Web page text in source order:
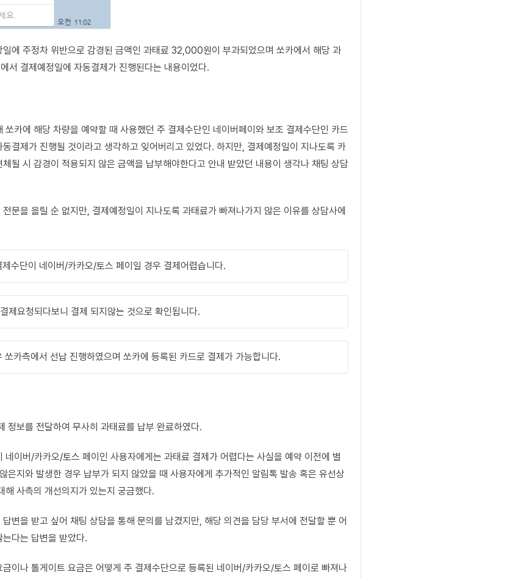
에 주정차 위반으로 감경된 금액인 과태료 32,000원이 부과되었으며 쏘카에서 해당 과
서 결제예정일에 자동결제가 진행된다는 내용이었다.
쏘카에 해당 차량을 예약할 때 사용했던 주 결제수단인 네이버페이와 보조 결제수단인 카드
결제가 진행될 것이라고 생각하고 잊어버리고 있었다. 하지만, 결제예정일이 지나도록 카
될 시 감경이 적용되지 않은 금액을 납부해야한다고 안내 받았던 내용이 생각나 채팅 상담
문을 올릴 순 없지만, 결제예정일이 지나도록 과태료가 빠져나가지 않은 이유를 상담사에
수단이 네이버/카카오/토스 페이일 경우 결제어렵습니다.
제요청되다보니 결제 되지않는 것으로 확인됩니다.
쏘카측에서 선납 진행하였으며 쏘카에 등록된 카드로 결제가 가능합니다.
정보를 전달하여 무사히 과태료를 납부 완료하였다.
네이버/카카오/토스 페이인 사용자에게는 과태료 결제가 어렵다는 사실을 예약 이전에 별
은지와 발생한 경우 납부가 되지 않았을 때 사용자에게 추가적인 알림톡 발송 혹은 유선상
해 사측의 개선의지가 있는지 궁금했다.
변을 받고 싶어 채팅 상담을 통해 문의를 남겼지만, 해당 의견을 담당 부서에 전달할 뿐 어
다는 답변을 받았다.
이나 톨게이트 요금은 어떻게 주 결제수단으로 등록된 네이버/카카오/토스 페이로 빠져나